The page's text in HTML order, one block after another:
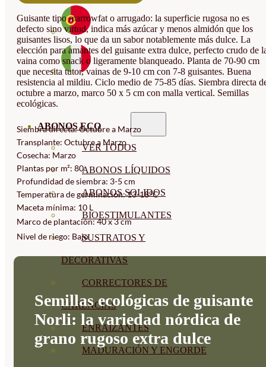
ABONOS ECO
VER TODOS
ABONOS LÍQUIDOS
ABONOS SOLIDOS
BIOESTIMULANTES
SUSTRATOS Y
DECORATIVAS
CORRECTORES DE
CARENCIAS
ENRAIZANTES
MADURACIÓN Y ENGORDE
Guisante tipo marrowfat o arrugado: la superficie rugosa no es
defecto sino virtud, indica más azúcar y menos almidón que los
guisantes lisos, lo que da un sabor notablemente más dulce. La
elección para amantes del guisante extra dulce, perfecto crudo de
vaina como snack o ligeramente blanqueado. Planta de 70-90 cm
que necesita tutor, vainas de 9-10 cm con 7-8 guisantes. Buena
resistencia al mildiu. Ciclo medio de 75-85 días. Siembra directa
octubre a marzo, marco 50 x 5 cm con malla vertical. Semillas
ecológicas.
Siembra directa: Octubre a Marzo
Transplante: Octubre a Marzo
Cosecha: Marzo
Plantas por m²: 80
Profundidad de siembra: 3-5 cm
Temperatura de germinación: 13-18°C
Maceta mínima: 10 L
Marco de plantación: 40 x 3 cm
Nivel de riego: Bajo
Semillas ecológicas de guisante
Norli: la variedad nórdica de
grano rugoso extra dulce